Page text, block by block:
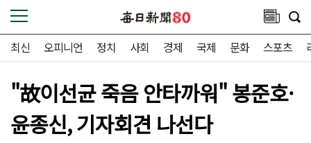
최신 오피니언 정치 사회 경제 국제 문화 스포츠
"故이선균 죽음 안타까워" 봉준호·
윤종신, 기자회견 나선다